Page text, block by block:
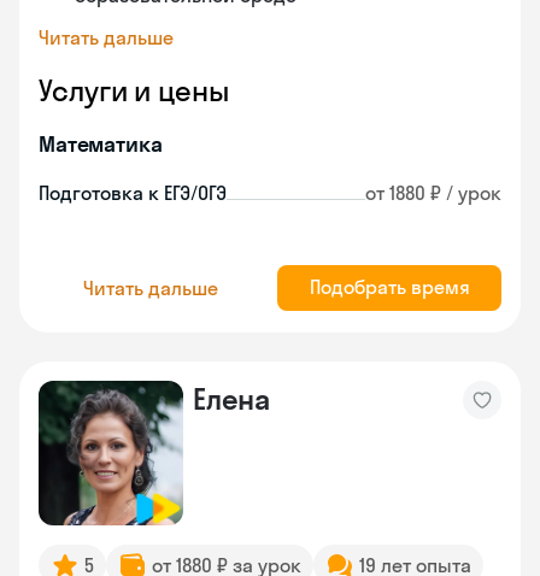
Читать дальше
Услуги и цены
Математика
Подготовка к ЕГЭ/ОГЭ от 1880 ₽ / урок
Читать дальше Подобрать время
Елена
5 от 1880 ₽ за урок
19 лет опыта